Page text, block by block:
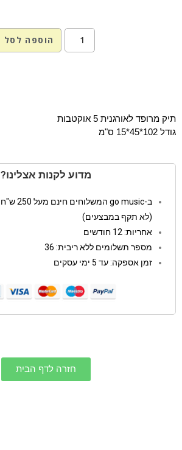
הוספה לסל
תיק מרופד לאורגנית 5 אוקטבות
גודל 102*45*15 ס"מ
מדוע לקנות אצלינו?
ב-go music המשלוחים חינם מעל 250 ש"ח
(לא תקף במבצעים)
אחריות: 12 חודשים
מספר תשלומים ללא ריבית: 36
זמן אספקה: עד 5 ימי עסקים
חזרה לדף הבית